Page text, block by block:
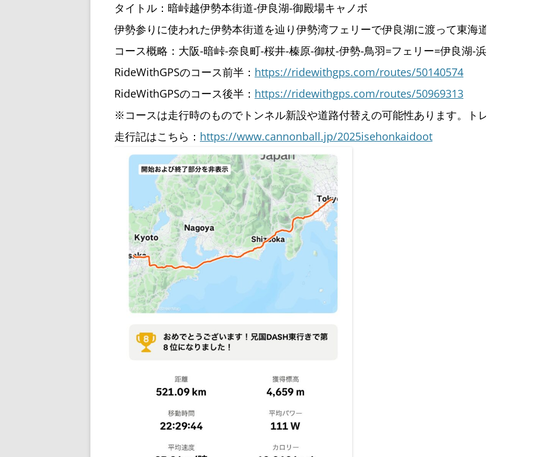
タイトル：暗峠越伊勢本街道-伊良湖-御殿場キャノボ
伊勢参りに使われた伊勢本街道を辿り伊勢湾フェリーで伊良湖に渡って東海道を走る
コース概略：大阪-暗峠-奈良町-桜井-榛原-御杖-伊勢-鳥羽=フェリー=伊良湖-浜松-御殿場
RideWithGPSのコース前半： https://ridewithgps.com/routes/50140574
RideWithGPSのコース後半： https://ridewithgps.com/routes/50969313
※コースは走行時のものでトンネル新設や道路付替えの可能性あります。トレースされ
走行記はこちら： https://www.cannonball.jp/2025isehonkaidoot